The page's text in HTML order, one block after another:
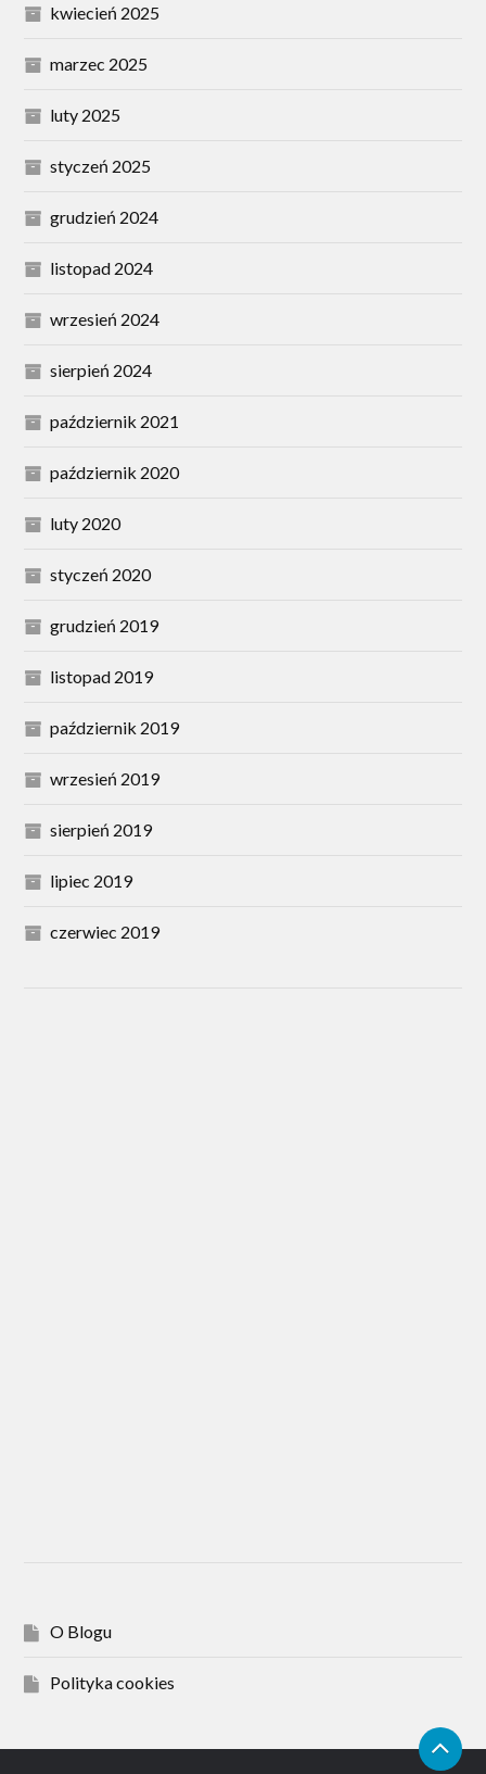
kwiecień 2025
marzec 2025
luty 2025
styczeń 2025
grudzień 2024
listopad 2024
wrzesień 2024
sierpień 2024
październik 2021
październik 2020
luty 2020
styczeń 2020
grudzień 2019
listopad 2019
październik 2019
wrzesień 2019
sierpień 2019
lipiec 2019
czerwiec 2019
O Blogu
Polityka cookies